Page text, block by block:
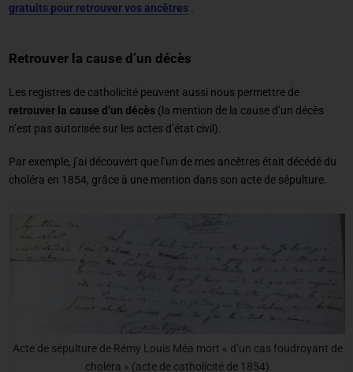
gratuits pour retrouver vos ancêtres.
Retrouver la cause d’un décès
Les registres de catholicité peuvent aussi nous permettre de
retrouver la cause d’un décès(la mention de la cause d’un décès
n’est pas autorisée sur les actes d’état civil).
Par exemple, j’ai découvert que l’un de mes ancêtres était décédé du
choléra en 1854, grâce à une mention dans son acte de sépulture.
Acte de sépulture de Rémy Louis Méa mort « d’un cas foudroyant de
choléra » (acte de catholicité de 1854)